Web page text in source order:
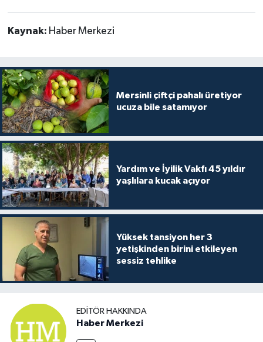
Kaynak: Haber Merkezi
Mersinli çiftçi pahalı üretiyor
ucuza bile satamıyor
Yardım ve İyilik Vakfı 45 yıldır
yaşlılara kucak açıyor
Yüksek tansiyon her 3
yetişkinden birini etkileyen
sessiz tehlike
EDITÖR HAKKINDA
Haber Merkezi